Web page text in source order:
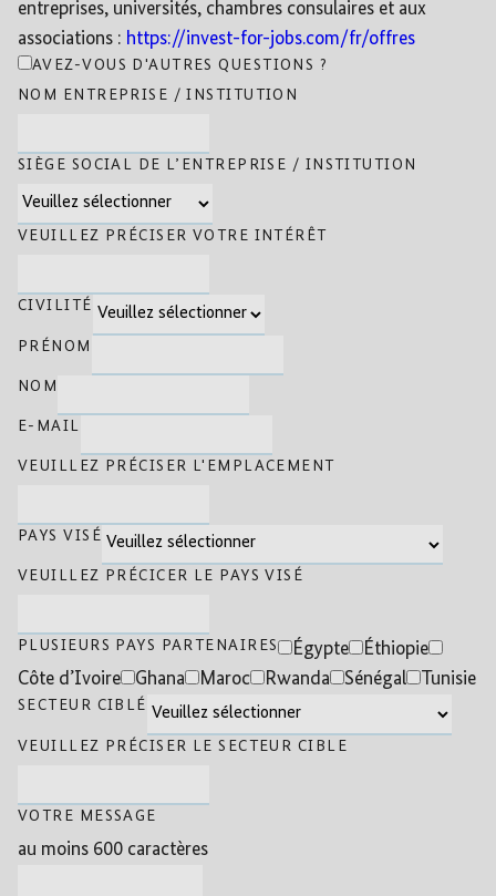
entreprises, universités, chambres consulaires et aux
associations : https://invest-for-jobs.com/fr/offres
AVEZ-VOUS D'AUTRES QUESTIONS ?
NOM ENTREPRISE / INSTITUTION
SIÈGE SOCIAL DE L’ENTREPRISE / INSTITUTION
VEUILLEZ PRÉCISER VOTRE INTÉRÊT
CIVILITÉ
PRÉNOM
NOM
E-MAIL
VEUILLEZ PRÉCISER L'EMPLACEMENT
PAYS VISÉ
VEUILLEZ PRÉCICER LE PAYS VISÉ
PLUSIEURS PAYS PARTENAIRES Égypte
Éthiopie
Côte d’Ivoire
Ghana Maroc Rwanda Sénégal Tunisie
SECTEUR CIBLÉ
VEUILLEZ PRÉCISER LE SECTEUR CIBLE
VOTRE MESSAGE
au moins 600 caractères